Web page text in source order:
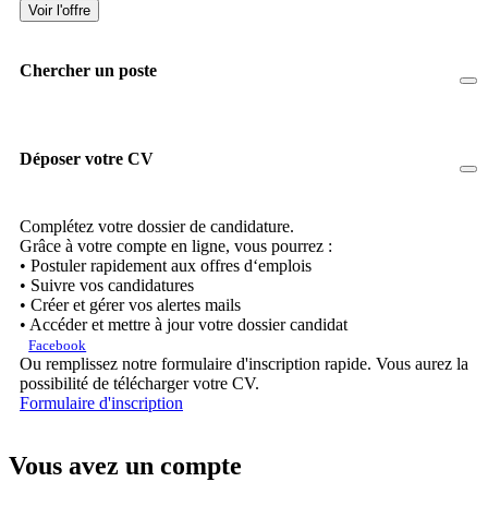
Chercher un poste
Déposer votre CV
Complétez votre dossier de candidature.
Grâce à votre compte en ligne, vous pourrez :
• Postuler rapidement aux offres d‘emplois
• Suivre vos candidatures
• Créer et gérer vos alertes mails
• Accéder et mettre à jour votre dossier candidat
Facebook
Ou remplissez notre formulaire d'inscription rapide. Vous aurez la
possibilité de télécharger votre CV.
Formulaire d'inscription
Vous avez un compte